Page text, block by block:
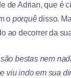
de Adrian, que é
o porquêdisso.
ao decorrer da
bestas nem
viu indo em sua